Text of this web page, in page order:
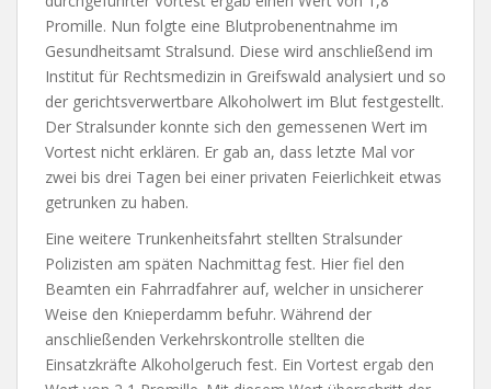
Promille. Nun folgte eine Blutprobenentnahme im
Gesundheitsamt Stralsund. Diese wird anschließend im
Institut für Rechtsmedizin in Greifswald analysiert und so
der gerichtsverwertbare Alkoholwert im Blut festgestellt.
Der Stralsunder konnte sich den gemessenen Wert im
Vortest nicht erklären. Er gab an, dass letzte Mal vor
zwei bis drei Tagen bei einer privaten Feierlichkeit etwas
getrunken zu haben.
Eine weitere Trunkenheitsfahrt stellten Stralsunder
Polizisten am späten Nachmittag fest. Hier fiel den
Beamten ein Fahrradfahrer auf, welcher in unsicherer
Weise den Knieperdamm befuhr. Während der
anschließenden Verkehrskontrolle stellten die
Einsatzkräfte Alkoholgeruch fest. Ein Vortest ergab den